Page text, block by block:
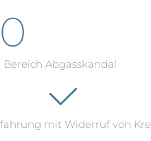
Abgasskandal
0
mit Widerruf von